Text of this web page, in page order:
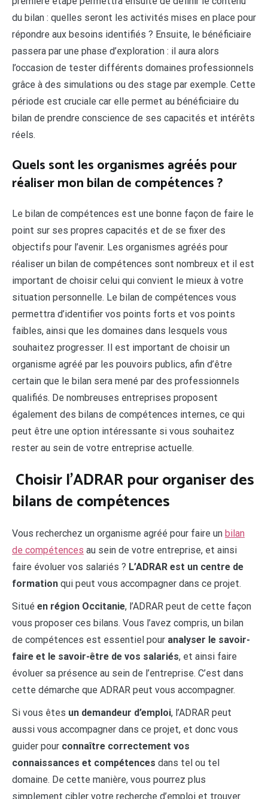
du bilan : quelles seront les activités mises en place pour
répondre aux besoins identifiés ? Ensuite, le bénéficiaire
passera par une phase d’exploration : il aura alors
l’occasion de tester différents domaines professionnels
grâce à des simulations ou des stage par exemple. Cette
période est cruciale car elle permet au bénéficiaire du
bilan de prendre conscience de ses capacités et intérêts
réels.
Quels sont les organismes agréés pour
réaliser mon bilan de compétences ?
Le bilan de compétences est une bonne façon de faire le
point sur ses propres capacités et de se fixer des
objectifs pour l’avenir. Les organismes agréés pour
réaliser un bilan de compétences sont nombreux et il est
important de choisir celui qui convient le mieux à votre
situation personnelle. Le bilan de compétences vous
permettra d’identifier vos points forts et vos points
faibles, ainsi que les domaines dans lesquels vous
souhaitez progresser. Il est important de choisir un
organisme agréé par les pouvoirs publics, afin d’être
certain que le bilan sera mené par des professionnels
qualifiés. De nombreuses entreprises proposent
également des bilans de compétences internes, ce qui
peut être une option intéressante si vous souhaitez
rester au sein de votre entreprise actuelle.
Choisir l’ADRAR pour organiser des
bilans de compétences
Vous recherchez un organisme agréé pour faire un bilan
de compétences au sein de votre entreprise, et ainsi
faire évoluer vos salariés ? L’ADRAR est un centre de
formation qui peut vous accompagner dans ce projet.
Situé en région Occitanie, l’ADRAR peut de cette façon
vous proposer ces bilans. Vous l’avez compris, un bilan
de compétences est essentiel pour analyser le savoir-
faire et le savoir-être de vos salariés, et ainsi faire
évoluer sa présence au sein de l’entreprise. C’est dans
cette démarche que ADRAR peut vous accompagner.
Si vous êtes un demandeur d’emploi, l’ADRAR peut
aussi vous accompagner dans ce projet, et donc vous
guider pour connaître correctement vos
connaissances et compétences dans tel ou tel
domaine. De cette manière, vous pourrez plus
simplement cibler votre recherche d’emploi et trouver